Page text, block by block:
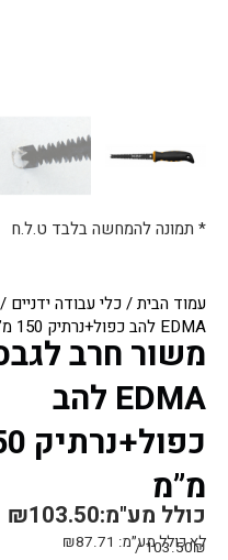
עמוד הבית/כלי עבודה ידניים /
EDMA להב כפול+נרתיק 150 מ”מ
משור חרב
EDMA להב
מ”מ
₪103.50כולל מע"מ:
לא כולל מע״מ: ₪87.71
103.50₪ /
* תמונה להמחשה בלבד ט.ל.ח